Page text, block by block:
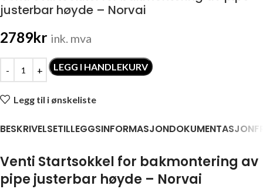
justerbar høyde – Norvai
2789kr ink. mva
LEGG I HANDLEKURV
Legg til i ønskeliste
BESKRIVELSETILLEGGSINFORMASJONDOKUMENTASJON
Venti Startsokkel for bakmontering av
pipe justerbar høyde – Norvai